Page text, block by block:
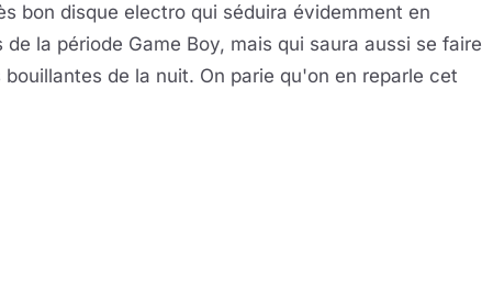
bon disque electro qui séduira évidemment en
la période Game Boy, mais qui saura aussi se faire
de la nuit. On parie qu'on en reparle cet